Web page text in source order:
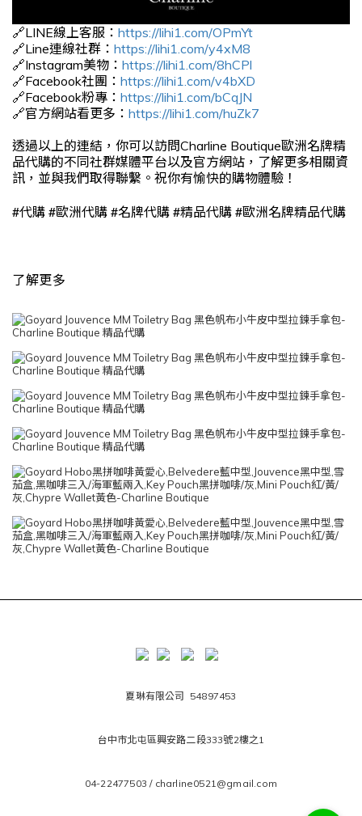
🔗LINE線上客服： https://lihi1.com/OPmYt
🔗Line連線社群： https://lihi1.com/y4xM8
🔗Instagram美物： https://lihi1.com/8hCPl
🔗Facebook社團： https://lihi1.com/v4bXD
🔗Facebook粉專： https://lihi1.com/bCqJN
🔗官方網站看更多： https://lihi1.com/huZk7
透過以上的連結，你可以訪問Charline Boutique歐洲名牌精
品代購的不同社群媒體平台以及官方網站，了解更多相關資
訊，並與我們取得聯繫。祝你有愉快的購物體驗！
#代購 #歐洲代購 #名牌代購 #精品代購 #歐洲名牌精品代購
了解更多
夏琳有限公司 54897453
台中市北屯區興安路二段333號2樓之1
04-22477503 / charline0521@gmail.com